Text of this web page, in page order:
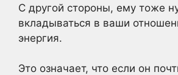
С другой стороны, ему тоже
вкладываться в ваши
энергия.
Это означает, что если он